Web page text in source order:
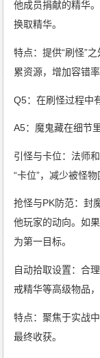
他成员捐献的精华
换取精华。
特点：提供“刷怪”
累资源，增加容错率
Q5：在刷怪过程中
A5：魔鬼藏在细节
引怪与卡位：法师
“卡位”，减少被怪
抢怪与PK防范：封
他玩家的动向。如
为第一目标。
自动拾取设置：合
戒精华等高级物品
特点：聚焦于实战
最终收获。